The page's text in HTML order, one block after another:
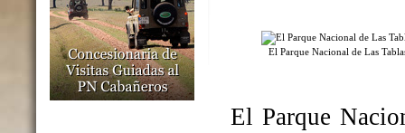
El Parque Nacional de Las
El Parque